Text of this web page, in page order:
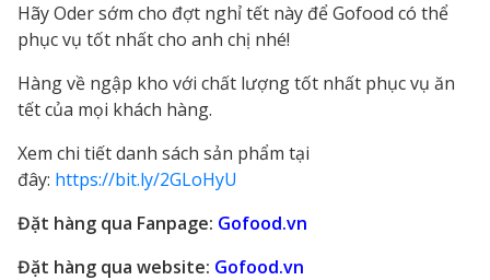
Hãy Oder sớm cho đợt nghỉ tết này để Gofood có thể
phục vụ tốt nhất cho anh chị nhé!
Hàng về ngập kho với chất lượng tốt nhất phục vụ ăn
tết của mọi khách hàng.
Xem chi tiết danh sách sản phẩm tại
đây: https://bit.ly/2GLoHyU
Đặt hàng qua Fanpage: Gofood.vn
Đặt hàng qua website: Gofood.vn